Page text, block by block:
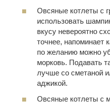
Овсяные котлеты с
использовать
вкусу невероятно
точнее, напоминает
по желанию можно
морковь. Подавать
лучше со сметаной
аджикой.
Овсяные котлеты с